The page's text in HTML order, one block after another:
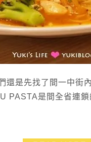
還是先找了間一中
PASTA是間全省連